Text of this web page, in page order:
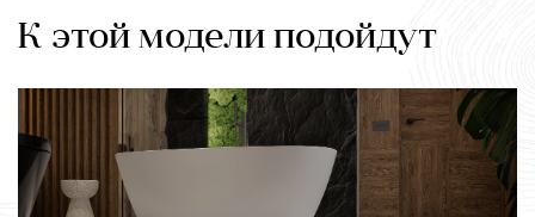
К этой модели подойдут